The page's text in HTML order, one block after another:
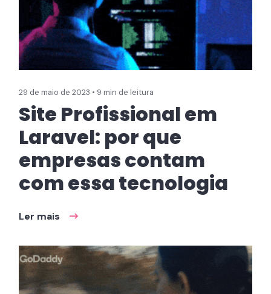
29 de maio de 2023 • 9 min de leitura
Site Profissional em
Laravel: por que
empresas contam
com essa tecnologia
Ler mais